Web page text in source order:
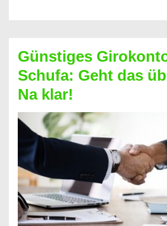
dabei
profitieren
–
So
funktioniert’s
Günstiges
Schufa: Geht das
Na klar!